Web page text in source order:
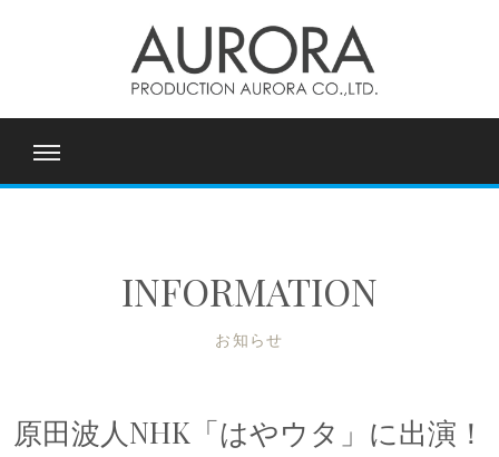
INFORMATION
お知らせ
原田波人NHK「はやウタ」に出演！